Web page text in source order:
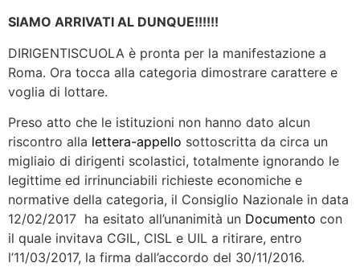
SIAMO ARRIVATI AL DUNQUE!!!!!!
DIRIGENTISCUOLA è pronta per la manifestazione a
Roma. Ora tocca alla categoria dimostrare carattere e
voglia di lottare.
Preso atto che le istituzioni non hanno dato alcun
riscontro alla lettera-appello sottoscritta da circa un
migliaio di dirigenti scolastici, totalmente ignorando le
legittime ed irrinunciabili richieste economiche e
normative della categoria, il Consiglio Nazionale in data
12/02/2017 ha esitato all’unanimità un Documento con
il quale invitava CGIL, CISL e UIL a ritirare, entro
l’11/03/2017, la firma dall’accordo del 30/11/2016.